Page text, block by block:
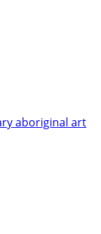
aboriginal art